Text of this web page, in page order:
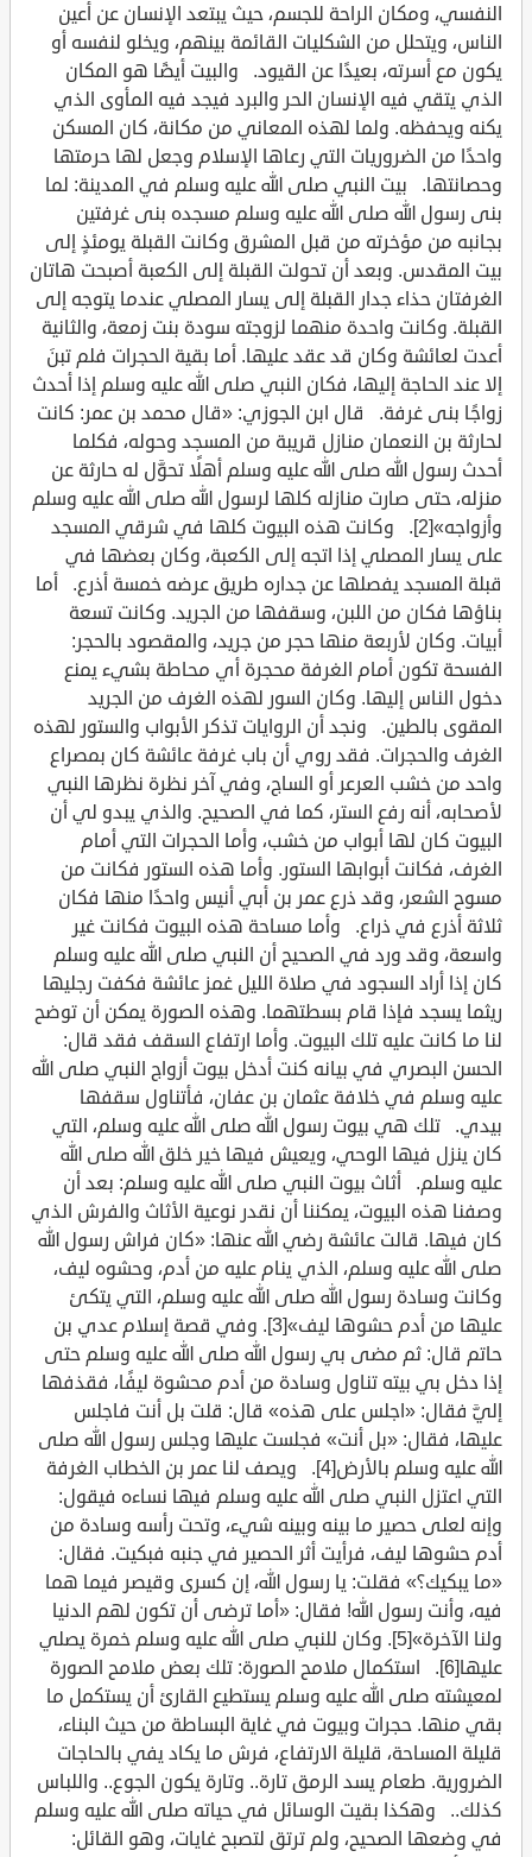
النفسي، ومكان الراحة للجسم، حيث يبتعد الإنسان عن أعين
الناس، ويتحلل من الشكليات القائمة بينهم، ويخلو لنفسه أو
يكون مع أسرته، بعيدًا عن القيود. والبيت أيضًا هو المكان
الذي يتقي فيه الإنسان الحر والبرد فيجد فيه المأوى الذي
يكنه ويحفظه. ولما لهذه المعاني من مكانة، كان المسكن
واحدًا من الضروريات التي رعاها الإسلام وجعل لها حرمتها
وحصانتها. بيت النبي صلى الله عليه وسلم في المدينة: لما
بنى رسول الله صلى الله عليه وسلم مسجده بنى غرفتين
بجانبه من مؤخرته من قبل المشرق وكانت القبلة يومئذٍ إلى
بيت المقدس. وبعد أن تحولت القبلة إلى الكعبة أصبحت هاتان
الغرفتان حذاء جدار القبلة إلى يسار المصلي عندما يتوجه إلى
القبلة. وكانت واحدة منهما لزوجته سودة بنت زمعة، والثانية
أعدت لعائشة وكان قد عقد عليها. أما بقية الحجرات فلم تبنَ
إلا عند الحاجة إليها، فكان النبي صلى الله عليه وسلم إذا أحدث
زواجًا بنى غرفة. قال ابن الجوزي: «قال محمد بن عمر: كانت
لحارثة بن النعمان منازل قريبة من المسجد وحوله، فكلما
أحدث رسول الله صلى الله عليه وسلم أهلًا تحوَّل له حارثة عن
منزله، حتى صارت منازله كلها لرسول الله صلى الله عليه وسلم
وأزواجه»[2]. وكانت هذه البيوت كلها في شرقي المسجد
على يسار المصلي إذا اتجه إلى الكعبة، وكان بعضها في
قبلة المسجد يفصلها عن جداره طريق عرضه خمسة أذرع. أما
بناؤها فكان من اللبن، وسقفها من الجريد. وكانت تسعة
أبيات. وكان لأربعة منها حجر من جريد، والمقصود بالحجر:
الفسحة تكون أمام الغرفة محجرة أي محاطة بشيء يمنع
دخول الناس إليها. وكان السور لهذه الغرف من الجريد
المقوى بالطين. ونجد أن الروايات تذكر الأبواب والستور لهذه
الغرف والحجرات. فقد روي أن باب غرفة عائشة كان بمصراع
واحد من خشب العرعر أو الساج، وفي آخر نظرة نظرها النبي
لأصحابه، أنه رفع الستر، كما في الصحيح. والذي يبدو لي أن
البيوت كان لها أبواب من خشب، وأما الحجرات التي أمام
الغرف، فكانت أبوابها الستور. وأما هذه الستور فكانت من
مسوح الشعر، وقد ذرع عمر بن أبي أنيس واحدًا منها فكان
ثلاثة أذرع في ذراع. وأما مساحة هذه البيوت فكانت غير
واسعة، وقد ورد في الصحيح أن النبي صلى الله عليه وسلم
كان إذا أراد السجود في صلاة الليل غمز عائشة فكفت رجليها
ريثما يسجد فإذا قام بسطتهما. وهذه الصورة يمكن أن توضح
لنا ما كانت عليه تلك البيوت. وأما ارتفاع السقف فقد قال:
الحسن البصري في بيانه كنت أدخل بيوت أزواج النبي صلى الله
عليه وسلم في خلافة عثمان بن عفان، فأتناول سقفها
بيدي. تلك هي بيوت رسول الله صلى الله عليه وسلم، التي
كان ينزل فيها الوحي، ويعيش فيها خير خلق الله صلى الله
عليه وسلم. أثاث بيوت النبي صلى الله عليه وسلم: بعد أن
وصفنا هذه البيوت، يمكننا أن نقدر نوعية الأثاث والفرش الذي
كان فيها. قالت عائشة رضي الله عنها: «كان فراش رسول الله
صلى الله عليه وسلم، الذي ينام عليه من أدم، وحشوه ليف،
وكانت وسادة رسول الله صلى الله عليه وسلم، التي يتكئ
عليها من أدم حشوها ليف»[3]. وفي قصة إسلام عدي بن
حاتم قال: ثم مضى بي رسول الله صلى الله عليه وسلم حتى
إذا دخل بي بيته تناول وسادة من أدم محشوة ليفًا، فقذفها
إليَّ فقال: «اجلس على هذه» قال: قلت بل أنت فاجلس
عليها، فقال: «بل أنت» فجلست عليها وجلس رسول الله صلى
الله عليه وسلم بالأرض[4]. ويصف لنا عمر بن الخطاب الغرفة
التي اعتزل النبي صلى الله عليه وسلم فيها نساءه فيقول:
وإنه لعلى حصير ما بينه وبينه شيء، وتحت رأسه وسادة من
أدم حشوها ليف، فرأيت أثر الحصير في جنبه فبكيت. فقال:
«ما يبكيك؟» فقلت: يا رسول الله، إن كسرى وقيصر فيما هما
فيه، وأنت رسول الله! فقال: «أما ترضى أن تكون لهم الدنيا
ولنا الآخرة»[5]. وكان للنبي صلى الله عليه وسلم خمرة يصلي
عليها[6]. استكمال ملامح الصورة: تلك بعض ملامح الصورة
لمعيشته صلى الله عليه وسلم يستطيع القارئ أن يستكمل ما
بقي منها. حجرات وبيوت في غاية البساطة من حيث البناء،
قليلة المساحة، قليلة الارتفاع، فرش ما يكاد يفي بالحاجات
الضرورية. طعام يسد الرمق تارة.. وتارة يكون الجوع.. واللباس
كذلك.. وهكذا بقيت الوسائل في حياته صلى الله عليه وسلم
في وضعها الصحيح، ولم ترتق لتصبح غايات، وهو القائل: